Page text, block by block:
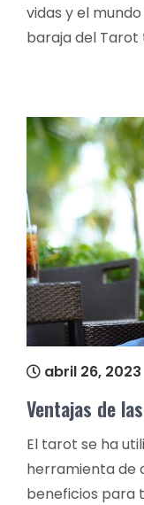
vidas y el
baraja del Tarot
abril 26, 2023
Ventajas de
El tarot se ha
herramienta de
beneficios para